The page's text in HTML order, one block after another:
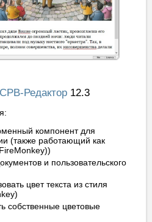
СРВ-Редактор 12.3
компонент для
(также работающий как
и пользовательского
цвет текста из стиля
собственные цветовые